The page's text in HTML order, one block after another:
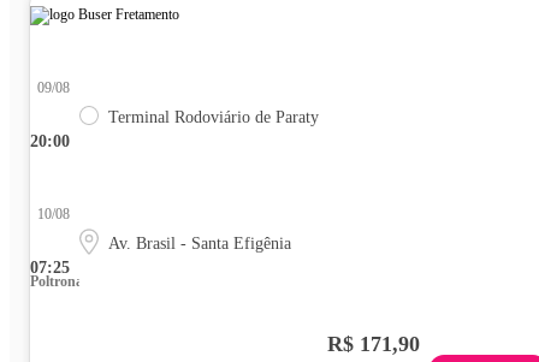
20:00
09/08
Terminal Rodoviário de Paraty
07:25
10/08
Av. Brasil - Santa Efigênia
Poltrona
R$ 171,90